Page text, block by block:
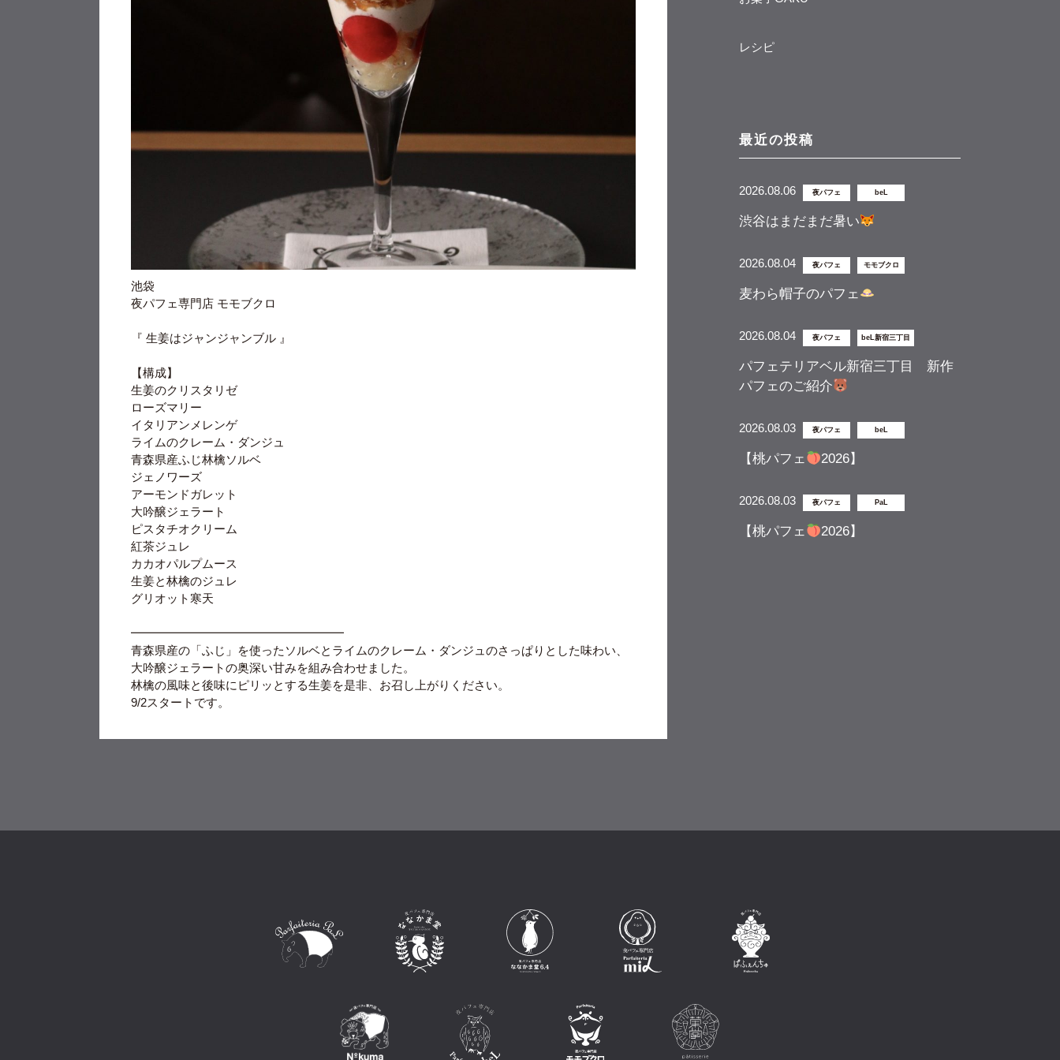
池袋
夜パフェ専門店 モモブクロ
『 生姜はジャンジャンブル 』
【構成】
生姜のクリスタリゼ
ローズマリー
イタリアンメレンゲ
ライムのクレーム・ダンジュ
青森県産ふじ林檎ソルベ
ジェノワーズ
アーモンドガレット
大吟醸ジェラート
ピスタチオクリーム
紅茶ジュレ
カカオパルプムース
生姜と林檎のジュレ
グリオット寒天
━━━━━━━━━━━━━━━━━━
青森県産の「ふじ」を使ったソルベとライムのクレーム・ダンジュのさっぱりとした味わい、
大吟醸ジェラートの奥深い甘みを組み合わせました。
林檎の風味と後味にピリッとする生姜を是非、お召し上がりください。
9/2スタートです。
レシピ
最近の投稿
2026.08.06 夜パフェ beL
渋谷はまだまだ暑い
2026.08.04 夜パフェ モモブクロ
麦わら帽子のパフェ
2026.08.04 夜パフェ beL新宿三丁目
パフェテリアベル新宿三丁目 新作
パフェのご紹介
2026.08.03 夜パフェ beL
【桃パフェ 2026】
2026.08.03 夜パフェ PaL
【桃パフェ 2026】